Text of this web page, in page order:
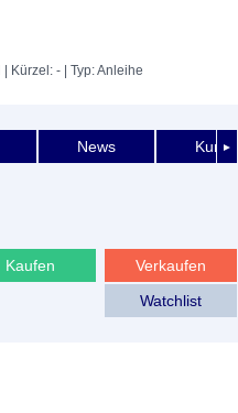
| Kürzel: - | Typ: Anleihe
►
News
Verkaufen
Kaufen
Watchlist